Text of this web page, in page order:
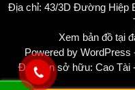
Địa chỉ: 43/3D Đường Hiệp
Xem bản đồ tại
Powered by WordPress
Đại diện sở hữu: Cao Tài